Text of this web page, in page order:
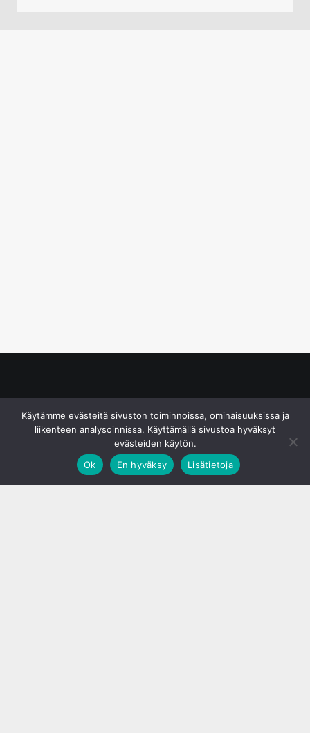
Käytämme evästeitä sivuston toiminnoissa, ominaisuuksissa ja
liikenteen analysoinnissa. Käyttämällä sivustoa hyväksyt
evästeiden käytön.
Ok
En hyväksy Lisätietoja